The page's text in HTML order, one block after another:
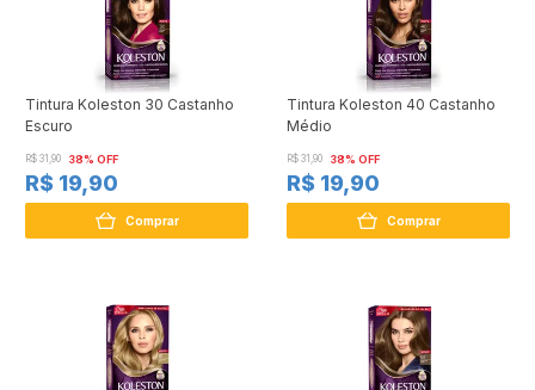
Tintura Koleston 30 Castanho
Escuro
R$ 31,90 38% OFF
R$ 19,90
Comprar
Tintura Koleston 40 Castanho
Médio
R$ 31,90 38% OFF
R$ 19,90
Comprar